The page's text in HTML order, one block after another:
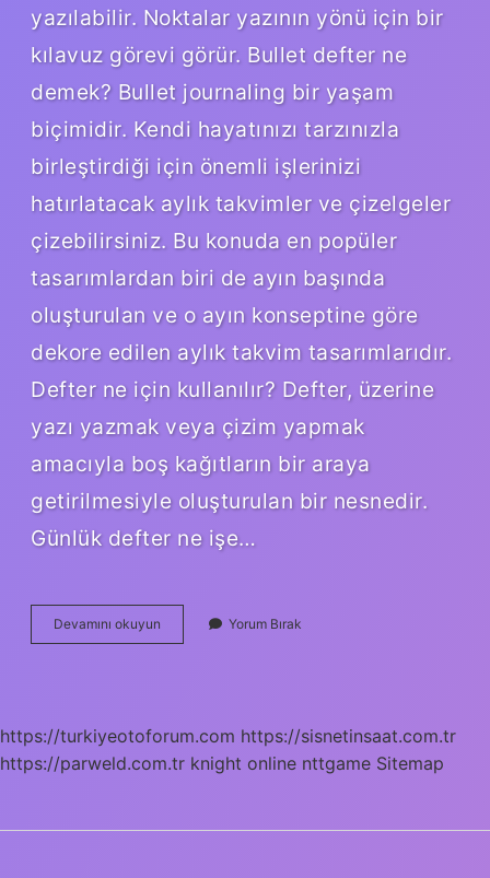
yazılabilir. Noktalar yazının yönü için bir
kılavuz görevi görür. Bullet defter ne
demek? Bullet journaling bir yaşam
biçimidir. Kendi hayatınızı tarzınızla
birleştirdiği için önemli işlerinizi
hatırlatacak aylık takvimler ve çizelgeler
çizebilirsiniz. Bu konuda en popüler
tasarımlardan biri de ayın başında
oluşturulan ve o ayın konseptine göre
dekore edilen aylık takvim tasarımlarıdır.
Defter ne için kullanılır? Defter, üzerine
yazı yazmak veya çizim yapmak
amacıyla boş kağıtların bir araya
getirilmesiyle oluşturulan bir nesnedir.
Günlük defter ne işe…
Devamını okuyun
Defter
Yorum Bırak
https://turkiyeotoforum.com https://sisnetinsaat.com.tr
https://parweld.com.tr knight online nttgame Sitemap